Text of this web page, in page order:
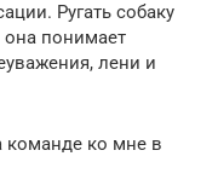
Ругать собаку
она понимает
лени и
команде ко мне в